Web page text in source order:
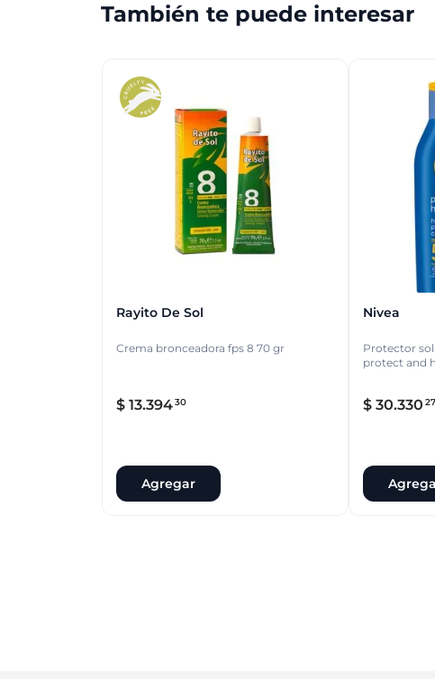
También te puede interesar
Rayito De Sol
Crema bronceadora fps 8 70 gr
$ 13.39430
Agregar
Nivea
Protector
protect and
$ 30.330 27